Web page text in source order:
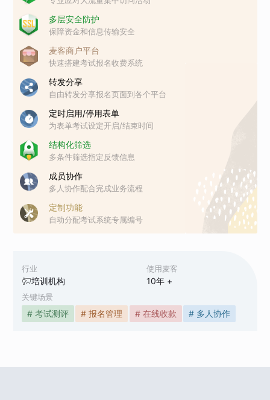
行业
培训机构
使用麦客
10年 +
关键场景
# 考试测评 # 报名管理 # 在线收款 # 多人协作
多层安全防护
保障资金和信息传输安全
麦客商户平台
快速搭建考试报名收费系统
转发分享
自由转发分享报名页面到各个平台
定时启用/停用表单
为表单考试设定开启/结束时间
结构化筛选
多条件筛选指定反馈信息
成员协作
多人协作配合完成业务流程
定制功能
自动分配考试系统专属编号